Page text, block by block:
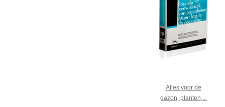
Alles voor de
gazon, planten,...